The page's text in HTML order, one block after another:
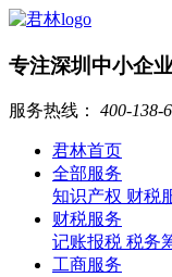
专注深圳中小企
服务热线： 400-138-
君林首页
全部服务
知识产权 财税
财税服务
记账报税 税务
工商服务